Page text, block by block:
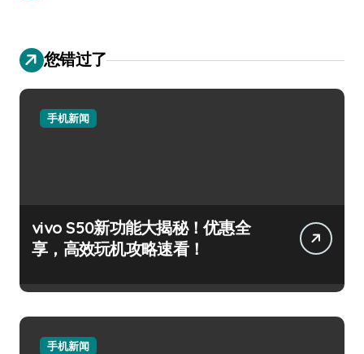
您错过了
手机新闻
vivo S50新功能大揭秘！优惠全
享，高效玩机攻略速看！
手机新闻